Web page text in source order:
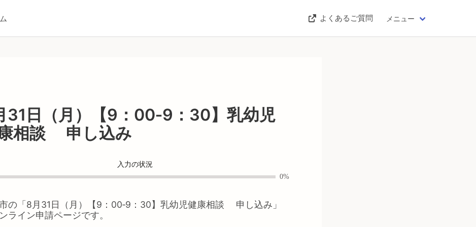
よくあるご質問 メニュー
31日（月）【9：00‐9：30】乳幼児
相談 申し込み
入力の状況
0%
の「 8月31日（月）【9：00‐9：30】乳幼児健康相談 申し込み 」
ライン申請ページです。